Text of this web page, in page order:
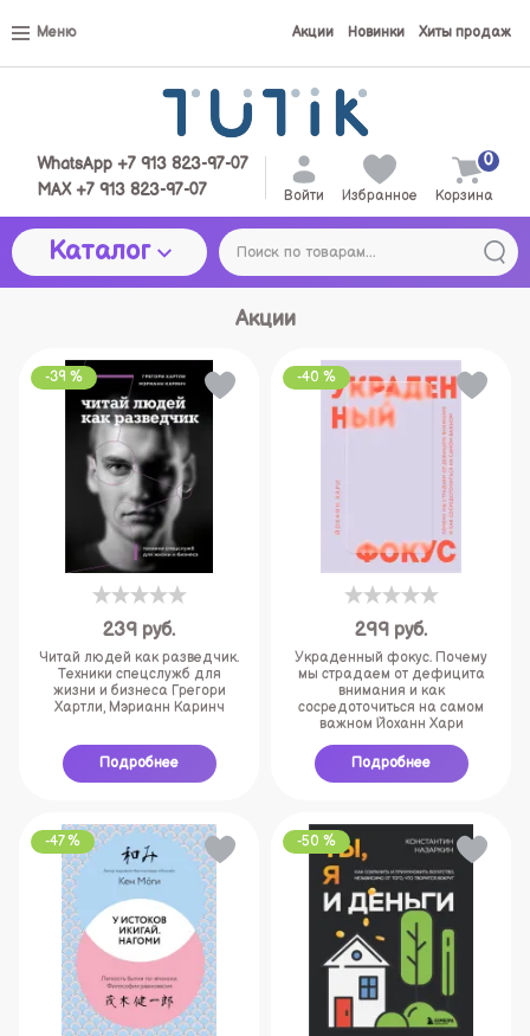
Меню Акции Новинки Хиты продаж
WhatsApp +7 913 823-97-07
MAX +7 913 823-97-07
Войти Избранное Корзина
0
Каталог
Акции
-39 %
239 руб.
Читай людей как разведчик.
Техники спецслужб для
жизни и бизнеса Грегори
Хартли, Мэрианн Каринч
Подробнее
-40 %
299 руб.
Украденный фокус. Почему
мы страдаем от дефицита
внимания и как
сосредоточиться на самом
важном Йоханн Хари
Подробнее
-47 % -50 %